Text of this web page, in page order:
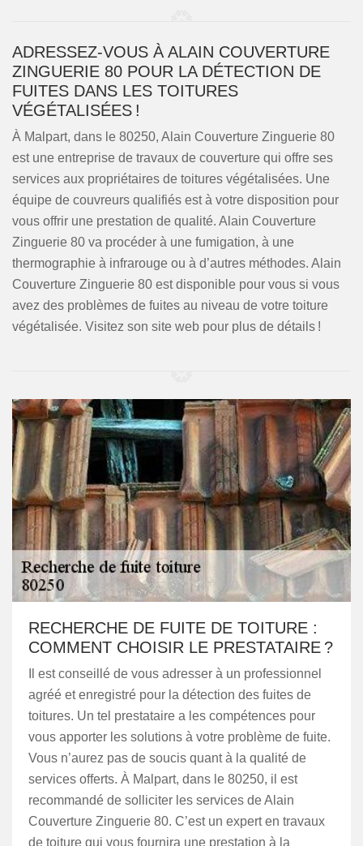
ADRESSEZ-VOUS À ALAIN COUVERTURE
ZINGUERIE 80 POUR LA DÉTECTION DE
FUITES DANS LES TOITURES
VÉGÉTALISÉES !
À Malpart, dans le 80250, Alain Couverture Zinguerie 80
est une entreprise de travaux de couverture qui offre ses
services aux propriétaires de toitures végétalisées. Une
équipe de couvreurs qualifiés est à votre disposition pour
vous offrir une prestation de qualité. Alain Couverture
Zinguerie 80 va procéder à une fumigation, à une
thermographie à infrarouge ou à d’autres méthodes. Alain
Couverture Zinguerie 80 est disponible pour vous si vous
avez des problèmes de fuites au niveau de votre toiture
végétalisée. Visitez son site web pour plus de détails !
RECHERCHE DE FUITE DE TOITURE :
COMMENT CHOISIR LE PRESTATAIRE ?
Il est conseillé de vous adresser à un professionnel
agréé et enregistré pour la détection des fuites de
toitures. Un tel prestataire a les compétences pour
vous apporter les solutions à votre problème de fuite.
Vous n’aurez pas de soucis quant à la qualité de
services offerts. À Malpart, dans le 80250, il est
recommandé de solliciter les services de Alain
Couverture Zinguerie 80. C’est un expert en travaux
de toiture qui vous fournira une prestation à la